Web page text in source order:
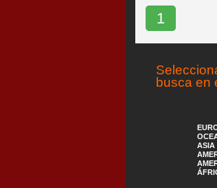
1
busca en
ASIA